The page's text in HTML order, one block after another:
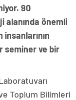
90
önemli
insanlarının
seminer ve bir
Toplum Bilimleri